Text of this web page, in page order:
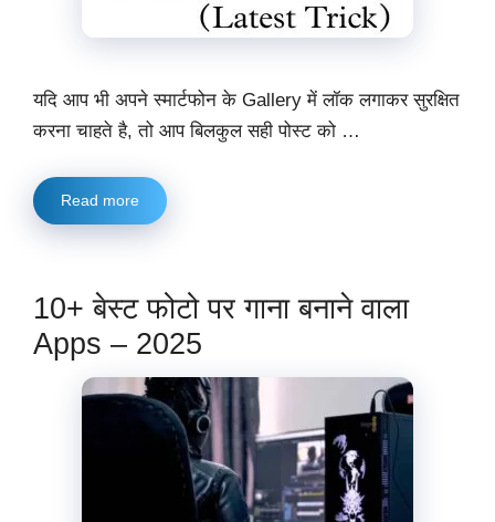
यदि आप भी अपने स्मार्टफोन के Gallery में लॉक लगाकर सुरक्षित
करना चाहते है, तो आप बिलकुल सही पोस्ट को …
Read more
10+ बेस्ट फोटो पर गाना बनाने वाला
Apps – 2025